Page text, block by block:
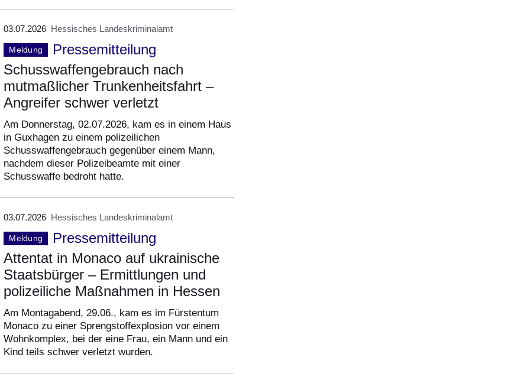
03.07.2026 Hessisches Landeskriminalamt
Meldung
Pressemitteilung
Schusswaffengebrauch nach
mutmaßlicher Trunkenheitsfahrt –
Angreifer schwer verletzt
Am Donnerstag, 02.07.2026, kam es in einem Haus
in Guxhagen zu einem polizeilichen
Schusswaffengebrauch gegenüber einem Mann,
nachdem dieser Polizeibeamte mit einer
Schusswaffe bedroht hatte.
03.07.2026 Hessisches Landeskriminalamt
Meldung
Pressemitteilung
Attentat in Monaco auf ukrainische
Staatsbürger – Ermittlungen und
polizeiliche Maßnahmen in Hessen
Am Montagabend, 29.06., kam es im Fürstentum
Monaco zu einer Sprengstoffexplosion vor einem
Wohnkomplex, bei der eine Frau, ein Mann und ein
Kind teils schwer verletzt wurden.